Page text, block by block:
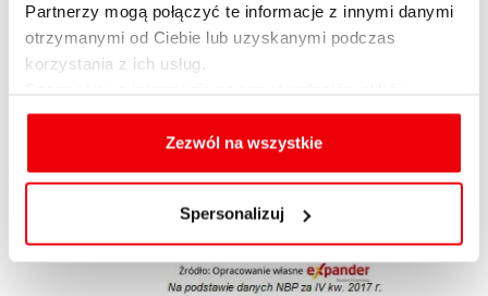
Partnerzy mogą połączyć te informacje z innymi danymi
otrzymanymi od Ciebie lub uzyskanymi podczas
korzystania z ich usług.
cookies, celu i sposobu korzystania z nich przez nas
oraz zmiany ustawień plików cookies a także ich
usuwania z przeglądarki internetowej, znajdują się
Zezwól na wszystkie
Spersonalizuj